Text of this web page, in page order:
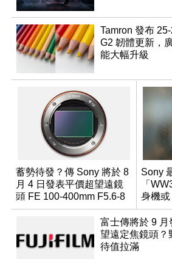
Tamron 發布
G2 韌體更新，
能大幅升級
蓄勢待發？傳 Sony 將於 8
月 4 日發表平價超望遠鏡
頭 FE 100-400mm F5.6-8
Sony
「
身機
成員？
富士傳將於 9 月
望遠定焦鏡頭？
待值拉滿